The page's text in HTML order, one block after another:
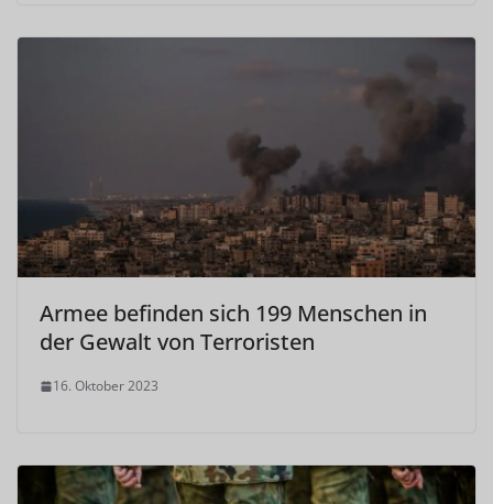
Armee befinden sich 199 Menschen in
der Gewalt von Terroristen
16. Oktober 2023